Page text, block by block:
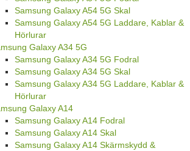
Samsung Galaxy A54 5G Skal
Samsung Galaxy A54 5G Laddare, Kablar &
Hörlurar
Galaxy A34 5G
Samsung Galaxy A34 5G Fodral
Samsung Galaxy A34 5G Skal
Samsung Galaxy A34 5G Laddare, Kablar &
Hörlurar
Galaxy A14
Samsung Galaxy A14 Fodral
Samsung Galaxy A14 Skal
Samsung Galaxy A14 Skärmskydd &